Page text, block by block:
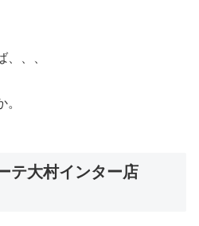
、、
テ大村インター店